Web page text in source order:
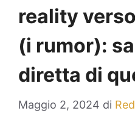
reality
(i rumor):
diretta di
Maggio 2, 2024 di